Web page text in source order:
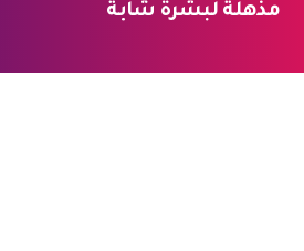
مذهلة لبشرة شابة